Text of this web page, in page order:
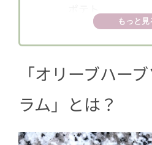
おすすめ度
グ
3おすすめ度
5おすすめ度
6おすすめ度
もっと見
「オリーブハー
ラム」とは？